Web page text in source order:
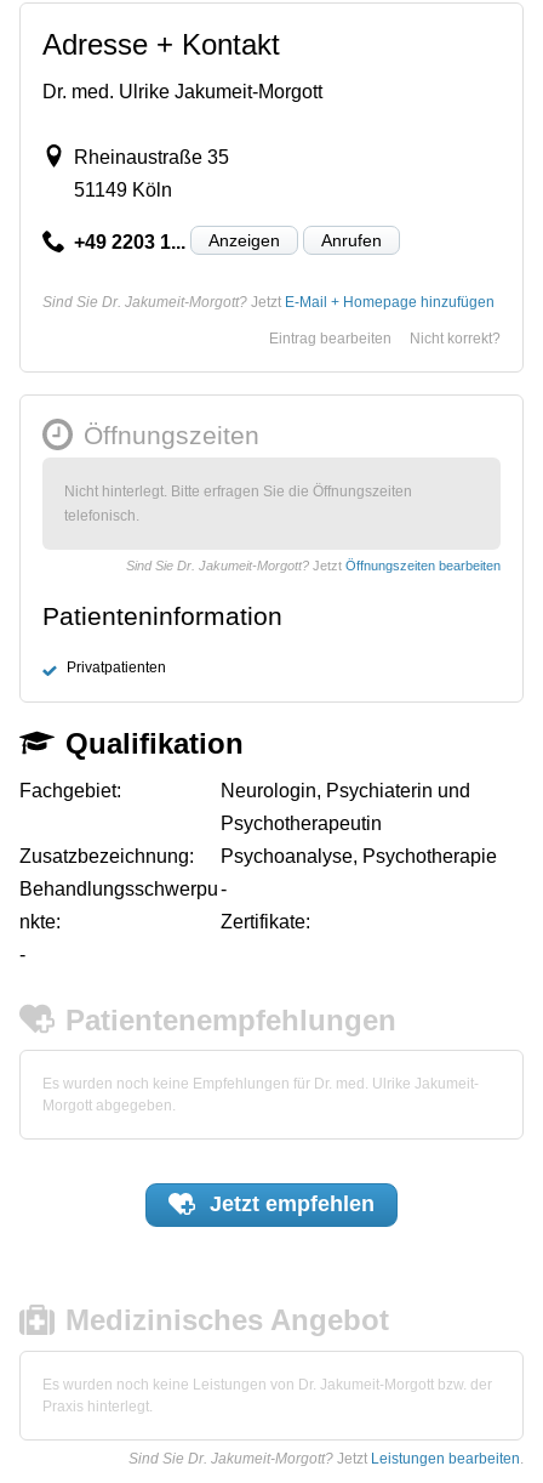
Adresse + Kontakt
Dr. med. Ulrike Jakumeit-Morgott
Rheinaustraße 35
51149 Köln
+49 2203 1... Anzeigen Anrufen
Sind Sie Dr. Jakumeit-Morgott? Jetzt E-Mail + Homepage hinzufügen
Nicht korrekt?
Eintrag bearbeiten
Öffnungszeiten
Nicht hinterlegt. Bitte erfragen Sie die Öffnungszeiten
telefonisch.
Sind Sie Dr. Jakumeit-Morgott? Jetzt Öffnungszeiten bearbeiten
Patienteninformation
Privatpatienten
Qualifikation
Fachgebiet:
Neurologin, Psychiaterin und
Psychotherapeutin
Zusatzbezeichnung:
Psychoanalyse, Psychotherapie
Behandlungsschwerpu
nkte:
-
Zertifikate:
-
Patientenempfehlungen
Es wurden noch keine Empfehlungen für Dr. med. Ulrike Jakumeit-
Morgott abgegeben.
Jetzt empfehlen
Medizinisches Angebot
Es wurden noch keine Leistungen von Dr. Jakumeit-Morgott bzw. der
Praxis hinterlegt.
Sind Sie Dr. Jakumeit-Morgott? Jetzt Leistungen bearbeiten.